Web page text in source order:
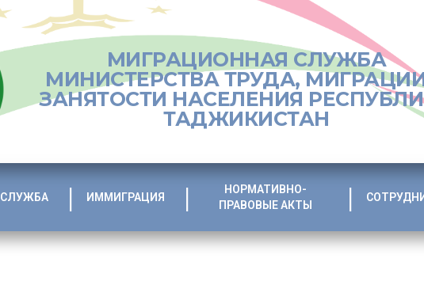
МИГРАЦИОННАЯ СЛУЖБА
МИНИСТЕРСТВА ТРУДА,
ЗАНЯТОСТИ НАСЕЛЕНИЯ
ТАДЖИКИСТАН
СЛУЖБА ИММИГРАЦИЯ
НОРМАТИВНО-
ПРАВОВЫЕ АКТЫ